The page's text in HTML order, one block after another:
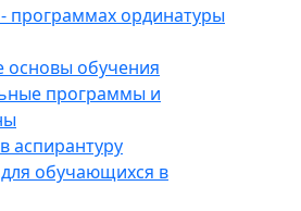
программах ординатуры
обучения
программы и
аспирантуру
обучающихся в